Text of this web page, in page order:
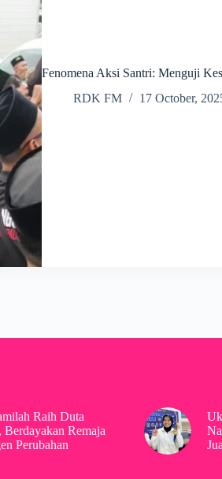
Fenomena Aksi Santri: Menguji
RDK FM
17 October,
Raih Duta
Berdayakan Remaja
Perubahan